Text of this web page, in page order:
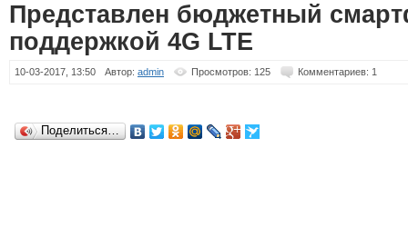
Представлен бюджетный
поддержкой 4G LTE
10-03-2017, 13:50 Автор: admin Просмотров: 125 Комментариев: 1
Поделиться…